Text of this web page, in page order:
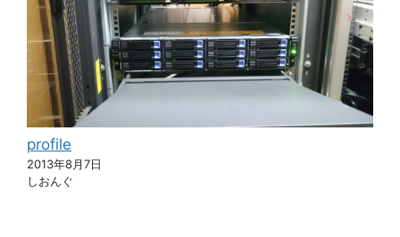
profile
2013年8月7日
しおんぐ